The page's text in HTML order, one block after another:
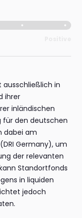
in
ihrer
inländischen
für den deutschen
dabei am
Germany), um
der relevanten
Standortfonds
in liquiden
jedoch